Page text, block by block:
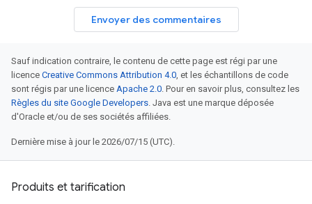
Envoyer des commentaires
Sauf indication contraire, le contenu de cette page est régi par une
licence Creative Commons Attribution 4.0, et les échantillons de code
sont régis par une licence Apache 2.0. Pour en savoir plus, consultez les
Règles du site Google Developers. Java est une marque déposée
d'Oracle et/ou de ses sociétés affiliées.
Dernière mise à jour le 2026/07/15 (UTC).
Produits et tarification